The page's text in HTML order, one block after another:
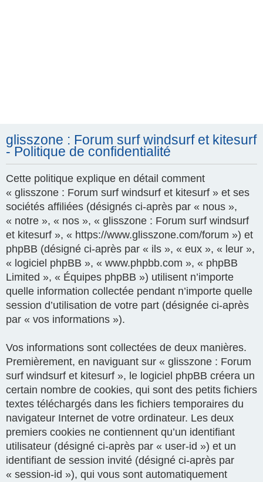
glisszone : Forum surf windsurf et kitesurf
- Politique de confidentialité
Cette politique explique en détail comment
« glisszone : Forum surf windsurf et kitesurf » et ses
sociétés affiliées (désignés ci-après par « nous »,
« notre », « nos », « glisszone : Forum surf windsurf
et kitesurf », « https://www.glisszone.com/forum ») et
phpBB (désigné ci-après par « ils », « eux », « leur »,
« logiciel phpBB », « www.phpbb.com », « phpBB
Limited », « Équipes phpBB ») utilisent n’importe
quelle information collectée pendant n’importe quelle
session d’utilisation de votre part (désignée ci-après
par « vos informations »).
Vos informations sont collectées de deux manières.
Premièrement, en naviguant sur « glisszone : Forum
surf windsurf et kitesurf », le logiciel phpBB créera un
certain nombre de cookies, qui sont des petits fichiers
textes téléchargés dans les fichiers temporaires du
navigateur Internet de votre ordinateur. Les deux
premiers cookies ne contiennent qu’un identifiant
utilisateur (désigné ci-après par « user-id ») et un
identifiant de session invité (désigné ci-après par
« session-id »), qui vous sont automatiquement